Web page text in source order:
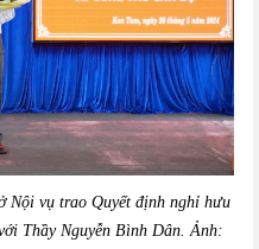
Nội vụ trao Quyết định nghỉ hưu
Thầy Nguyễn Bình Dân. Ảnh: